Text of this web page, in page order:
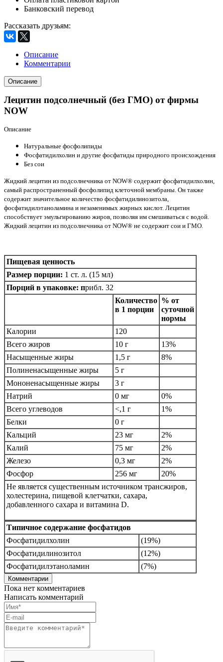
Банковский перевод
Рассказать друзьям:
Описание
Комментарии
Описание
Лецитин подсолнечный (без ГМО) от фирмы
NOW
Описание
Натуральные фосфолипиды
Фосфатидилхолин и другие фосфатиды природного происхождения
Без сои
Жидкий лецитин из подсолнечника от NOW® содержит фосфатидилхолин,
самый распространенный фосфолипид клеточной мембраны. Он также
содержит значительное количество фосфатидилинозитола,
фосфатидилэтаноламина и незаменимых жирных кислот. Лецитин
способствует эмульгированию жиров, позволяя им смешиваться с водой.
Жидкий лецитин из подсолнечника от NOW® не содержит сои и ГМО.
Пищевая ценность
Размер порции: 1 ст. л. (15 мл)
Порций в упаковке: прибл. 32
Количество
в 1 порции
% от
суточной
нормы
Калории
120
Всего жиров
10 г
13%
Насыщенные жиры
1,5 г
8%
Полиненасыщенные жиры
5 г
Мононенасыщенные жиры
3 г
Натрий
0 мг
0%
Всего углеводов
<,1 г
1%
Белки
0 г
Кальций
23 мг
2%
Калий
75 мг
2%
Железо
0,3 мг
2%
Фосфор
256 мг
20%
Не является существенным источником трансжиров,
холестерина, пищевой клетчатки, сахара,
добавленного сахара и витамина D.
Типичное содержание фосфатидов
Фосфатидилхолин
(19%)
Фосфатидилинозитол
(12%)
Фосфатидилэтаноламин
(7%)
Комментарии
Пока нет комментариев
Написать комментарий